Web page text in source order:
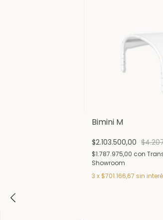
Bimini M
$2.103.500,00
$1.787.975,00 con
Showroom
3 x $701.166,67 sin